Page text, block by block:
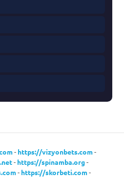
- https://vizyonbets.com-
- https://spinamba.org-
- https://skorbeti.com-